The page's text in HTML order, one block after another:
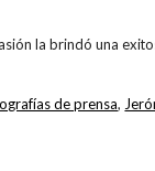
la brindó una
de prensa,